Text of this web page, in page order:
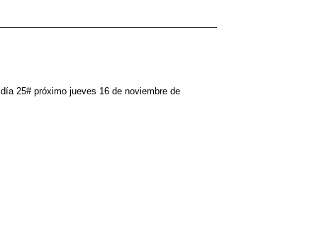
25# próximo jueves 16 de noviembre de